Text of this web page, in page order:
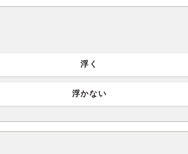
浮く
浮かない